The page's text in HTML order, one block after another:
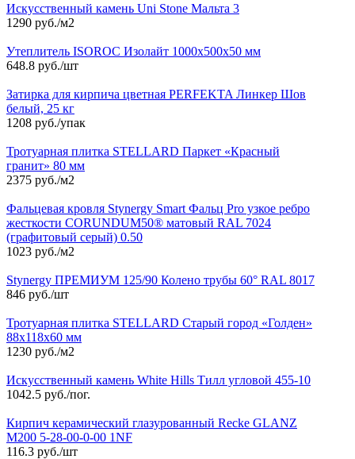
Искусственный камень Uni Stone Мальта 3
1290 руб./м2
Утеплитель ISOROC Изолайт 1000х500х50 мм
648.8 руб./шт
Затирка для кирпича цветная PERFEKTA Линкер Шов
белый, 25 кг
1208 руб./упак
Тротуарная плитка STELLARD Паркет «Красный
гранит» 80 мм
2375 руб./м2
Фальцевая кровля Stynergy Smart Фальц Pro узкое ребро
жесткости CORUNDUM50® матовый RAL 7024
(графитовый серый) 0.50
1023 руб./м2
Stynergy ПРЕМИУМ 125/90 Колено трубы 60° RAL 8017
846 руб./шт
Тротуарная плитка STELLARD Старый город «Голден»
88х118х60 мм
1230 руб./м2
Искусственный камень White Hills Тилл угловой 455-10
1042.5 руб./пог.
Кирпич керамический глазурованный Recke GLANZ
М200 5-28-00-0-00 1NF
116.3 руб./шт